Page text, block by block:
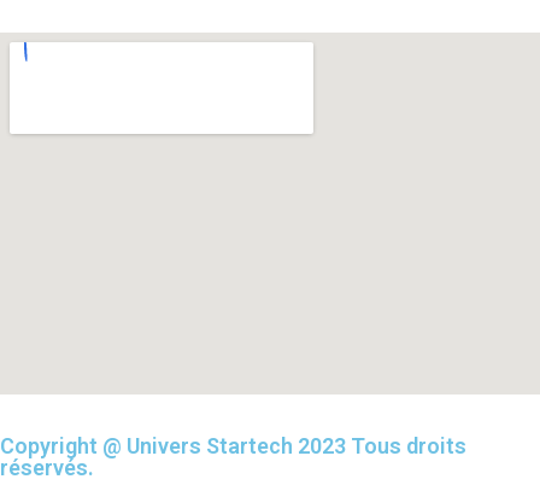
Copyright @ Univers Startech 2023 Tous droits
réservés.